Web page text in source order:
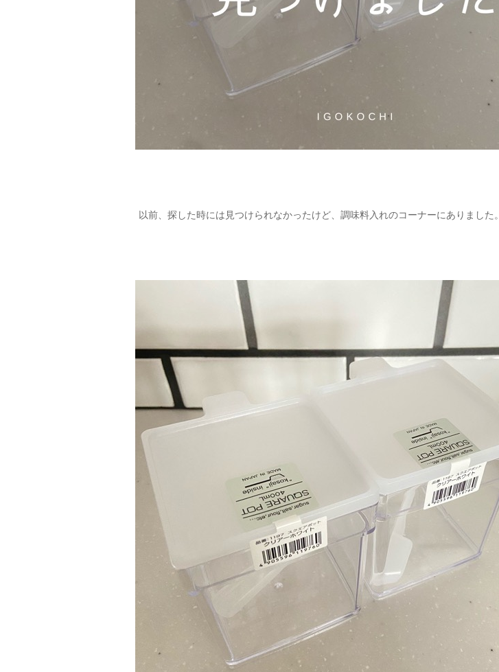
以前、探した時には見つけられなかったけど、調味料入れのコーナーにありました。